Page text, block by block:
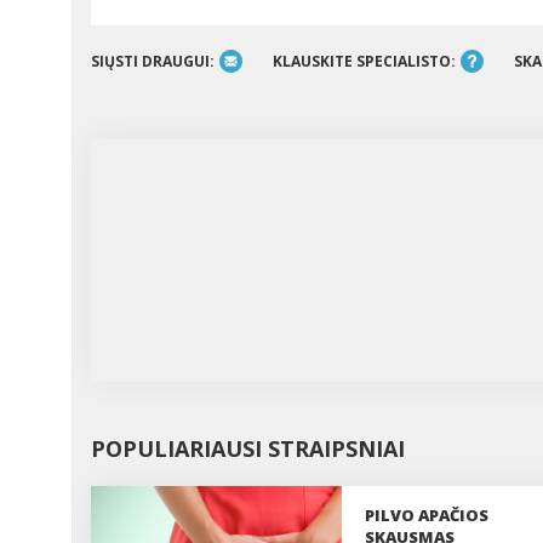
SIŲSTI DRAUGUI: KLAUSKITE SPECIALISTO:
POPULIARIAUSI STRAIPSNIAI
PILVO APAČIOS
SKAUSMAS